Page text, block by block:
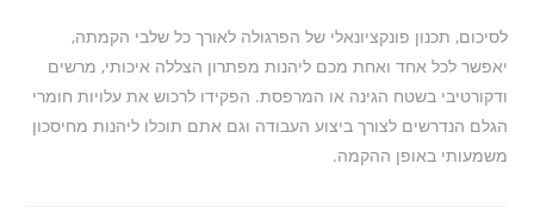
לסיכום, תכנון פונקציונאלי של הפרגולה לאורך כל שלבי הקמתה,
יאפשר לכל אחד ואחת מכם ליהנות מפתרון הצללה איכותי, מרשים
ודקורטיבי בשטח הגינה או המרפסת. הפקידו לרכוש את עלויות חומרי
הגלם הנדרשים לצורך ביצוע העבודה וגם אתם תוכלו ליהנות מחיסכון
משמעותי באופן ההקמה.